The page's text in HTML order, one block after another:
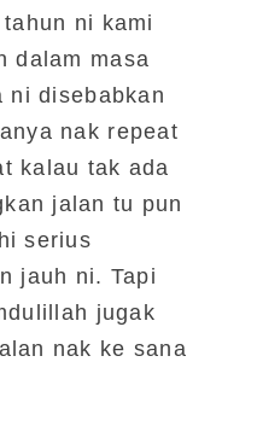
ni kami
dalam masa
ni disebabkan
nak repeat
kalau tak ada
jalan tu pun
serius
jauh ni. Tapi
jugak
nak ke sana